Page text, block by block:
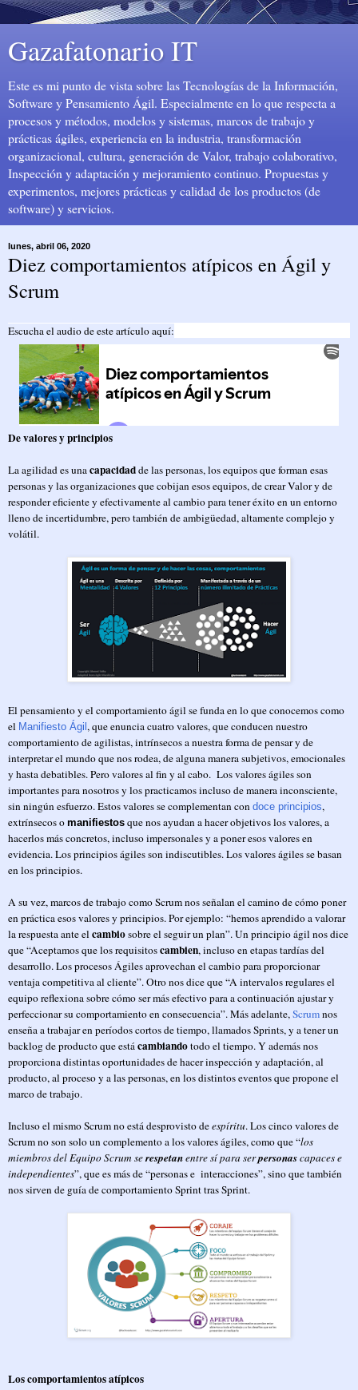
Gazafatonario IT
Este es mi punto de vista sobre las Tecnologías de la Información,
Software y Pensamiento Ágil. Especialmente en lo que respecta a
procesos y métodos, modelos y sistemas, marcos de trabajo y
prácticas ágiles, experiencia en la industria, transformación
organizacional, cultura, generación de Valor, trabajo colaborativo,
Inspección y adaptación y mejoramiento continuo. Propuestas y
experimentos, mejores prácticas y calidad de los productos (de
software) y servicios.
lunes, abril 06, 2020
Diez comportamientos atípicos en Ágil y
Scrum
Escucha el audio de este artículo aquí:
De valores y principios
La agilidad es unacapacidadde las personas, los equipos que forman esas
personas y las organizaciones que cobijan esos equipos, de crear Valor y de
responder eficiente y efectivamente al cambio para tener éxito en un entorno
lleno de incertidumbre, pero también de ambigüedad, altamente complejo y
volátil.
El pensamiento y el comportamiento ágil se funda en lo que conocemos como
el Manifiesto Ágil , que enuncia cuatro valores, que conducen nuestro
comportamiento de agilistas, intrínsecos a nuestra forma de pensar y de
interpretar el mundo que nos rodea, de alguna manera subjetivos, emocionales
y hasta debatibles. Pero valores al fin y al cabo. Los valores ágiles son
importantes para nosotros y los practicamos incluso de manera inconsciente,
sin ningún esfuerzo. Estos valores se complementan con doce principios,
extrínsecos o manifiestos que nos ayudan a hacer objetivos los valores, a
hacerlos más concretos, incluso impersonales y a poner esos valores en
evidencia. Los principios ágiles son indiscutibles. Los valores ágiles se basan
en los principios.
A su vez, marcos de trabajo como Scrum nos señalan el camino de cómo poner
en práctica esos valores y principios. Por ejemplo: “hemos aprendido a valorar
la respuesta ante elcambiosobre el seguir un plan”. Un principio ágil nos dice
que “Aceptamos que los requisitoscambien, incluso en etapas tardías del
desarrollo. Los procesos Ágiles aprovechan el cambio para proporcionar
ventaja competitiva al cliente”. Otro nos dice que “A intervalos regulares el
equipo reflexiona sobre cómo ser más efectivo para a continuación ajustar y
perfeccionar su comportamiento en consecuencia”. Más adelante,Scrumnos
enseña a trabajar en períodos cortos de tiempo, llamados Sprints, y a tener un
backlog de producto que estácambiandotodo el tiempo. Y además nos
proporciona distintas oportunidades de hacer inspección y adaptación, al
producto, al proceso y a las personas, en los distintos eventos que propone el
marco de trabajo.
Incluso el mismo Scrum no está desprovisto deespíritu. Los cinco valores de
Scrum no son solo un complemento a los valores ágiles, como que “los
miembros del Equipo Scrum serespetanentre sí para serpersonascapaces e
independientes”, que es más de “personas e interacciones”, sino que también
nos sirven de guía de comportamiento Sprint tras Sprint.
Los comportamientos atípicos